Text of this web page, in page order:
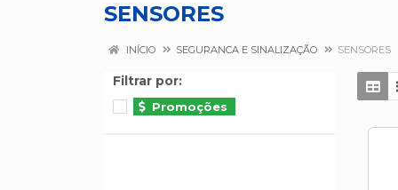
SENSORES
INÍCIO SEGURANCA E SINALIZAÇÃO SENSORES
Filtrar por:
Promoções